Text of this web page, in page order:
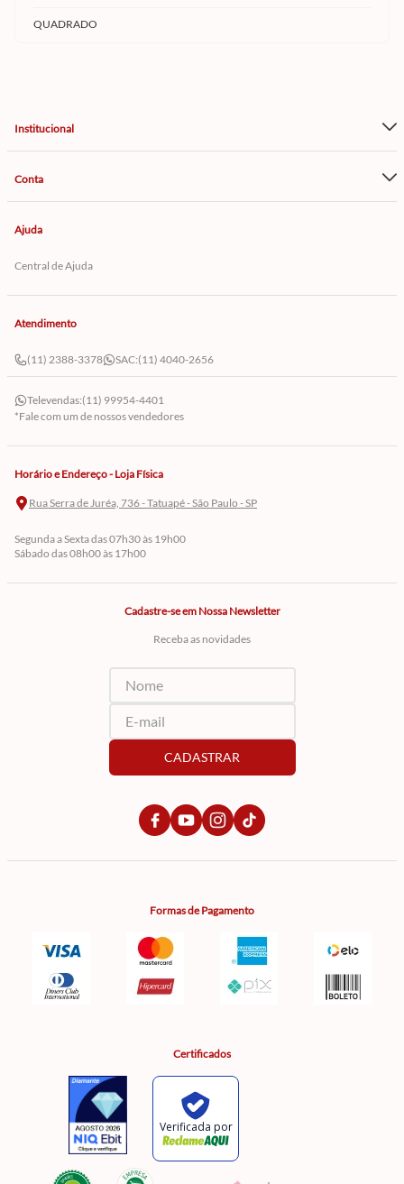
QUADRADO
Institucional
Conta
Ajuda
Central de Ajuda
Atendimento
(11) 2388-3378 SAC:(11) 4040-2656
Televendas:(11) 99954-4401
*Fale com um de nossos vendedores
Horário e Endereço - Loja Física
Rua Serra de Juréa, 736 - Tatuapé - São Paulo - SP
Segunda a Sexta das 07h30 às 19h00
Sábado das 08h00 às 17h00
Cadastre-se em Nossa Newsletter
Receba as novidades
CADASTRAR
Formas de Pagamento
Certificados